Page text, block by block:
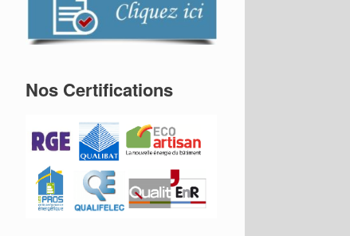
Nos Certifications